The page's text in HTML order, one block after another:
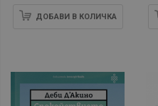
ДОБАВИ В КОЛИЧКА